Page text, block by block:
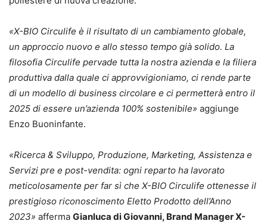
«X-BIO Circulife è il risultato di un cambiamento globale,
un approccio nuovo e allo stesso tempo già solido. La
filosofia Circulife pervade tutta la nostra azienda e la filiera
produttiva dalla quale ci approvvigioniamo, ci rende parte
di un modello di business circolare e ci permetterà entro il
2025 di essere un’azienda 100% sostenibile» aggiunge
Enzo Buoninfante.
«Ricerca & Sviluppo, Produzione, Marketing, Assistenza e
Servizi pre e post-vendita: ogni reparto ha lavorato
meticolosamente per far sì che X-BIO Circulife ottenesse il
prestigioso riconoscimento Eletto Prodotto dell’Anno
2023» afferma Gianluca di Giovanni, Brand Manager X-